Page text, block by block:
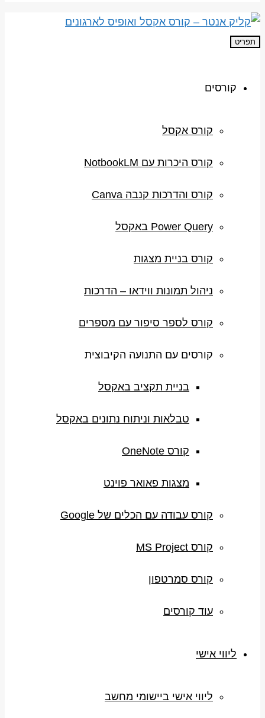
תפריט
קורסים
קורס אקסל
קורס היכרות עם NotbookLM
קורס והדרכות קנבה Canva
Power Query באקסל
קורס בניית מצגות
ניהול תמונות ווידאו – הדרכות
קורס לספר סיפור עם מספרים
קורסים עם התנועה הקיבוצית
בניית תקציב באקסל
טבלאות וניתוח נתונים באקסל
קורס OneNote
מצגות פאואר פוינט
קורס עבודה עם הכלים של Google
קורס MS Project
קורס סמרטפון
עוד קורסים
ליווי אישי
ליווי אישי ביישומי מחשב